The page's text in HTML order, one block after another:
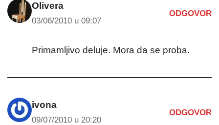
Olivera
03/06/2010 u 09:07
ODGOVOR
Primamljivo deluje. Mora da se proba.
ivona
09/07/2010 u 20:20
ODGOVOR